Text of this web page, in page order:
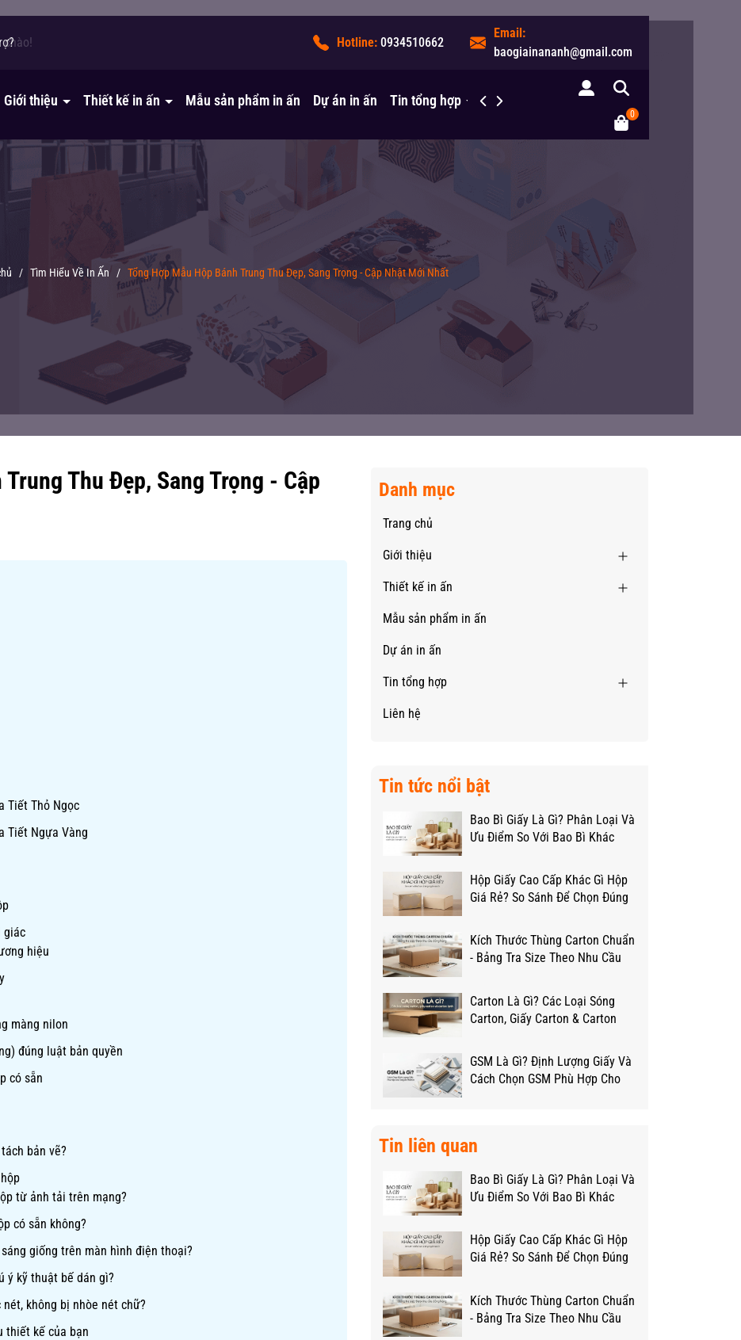
chào! Hotline: 0934510662
Email:
baogiainananh@gmail.com
Giới thiệu Thiết kế in ấn Mẫu sản phẩm in ấn Dự án in ấn Tin tổng hợp Liên hệ
0
/ Tìm Hiểu Về In Ấn / Tổng Hợp Mẫu Hộp Bánh Trung Thu Đẹp, Sang Trọng - Cập Nhật Mới Nhất
Thu Đẹp, Sang Trọng - Cập
Tiết Thỏ Ngọc
Tiết Ngựa Vàng
giác
hiệu
màng nilon
đúng luật bản quyền
có sẵn
bản vẽ?
từ ảnh tải trên mạng?
có sẵn không?
giống trên màn hình điện thoại?
ý kỹ thuật bế dán gì?
không bị nhòe nét chữ?
thiết kế của bạn
Danh mục
Trang chủ
Giới thiệu
Thiết kế in ấn
Mẫu sản phẩm in ấn
Dự án in ấn
Tin tổng hợp
Liên hệ
Tin tức nổi bật
Bao Bì Giấy Là Gì? Phân Loại Và
Ưu Điểm So Với Bao Bì Khác
Hộp Giấy Cao Cấp Khác Gì Hộp
Giá Rẻ? So Sánh Để Chọn Đúng
Kích Thước Thùng Carton Chuẩn
- Bảng Tra Size Theo Nhu Cầu
Carton Là Gì? Các Loại Sóng
Carton, Giấy Carton & Carton
GSM Là Gì? Định Lượng Giấy Và
Cách Chọn GSM Phù Hợp Cho
Tin liên quan
Bao Bì Giấy Là Gì? Phân Loại Và
Ưu Điểm So Với Bao Bì Khác
Hộp Giấy Cao Cấp Khác Gì Hộp
Giá Rẻ? So Sánh Để Chọn Đúng
Kích Thước Thùng Carton Chuẩn
- Bảng Tra Size Theo Nhu Cầu